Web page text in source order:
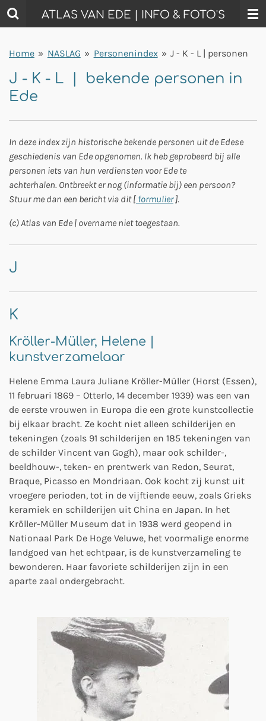
Ga
direct
de
ATLAS VAN EDE | INFO & FOTO'S
Home » NASLAG » Personenindex » J - K - L | personen
J - K - L | bekende personen in
Ede
In deze index zijn historische bekende personen uit de Edese
geschiedenis van Ede opgenomen. Ik heb geprobeerd bij alle
personen iets van hun verdiensten voor Ede te
achterhalen. Ontbreekt er nog (informatie bij) een persoon?
Stuur me dan een bericht via dit [ formulier ].
(c) Atlas van Ede | overname niet toegestaan.
J
K
Kröller-Müller, Helene |
kunstverzamelaar
Helene Emma Laura Juliane Kröller-Müller (Horst (Essen),
11 februari 1869 – Otterlo, 14 december 1939) was een van
de eerste vrouwen in Europa die een grote kunstcollectie
bij elkaar bracht. Ze kocht niet alleen schilderijen en
tekeningen (zoals 91 schilderijen en 185 tekeningen van
de schilder Vincent van Gogh), maar ook schilder-,
beeldhouw-, teken- en prentwerk van Redon, Seurat,
Braque, Picasso en Mondriaan. Ook kocht zij kunst uit
vroegere perioden, tot in de vijftiende eeuw, zoals Grieks
keramiek en schilderijen uit China en Japan. In het
Kröller-Müller Museum dat in 1938 werd geopend in
Nationaal Park De Hoge Veluwe, het voormalige enorme
landgoed van het echtpaar, is de kunstverzameling te
bewonderen. Haar favoriete schilderijen zijn in een
aparte zaal ondergebracht.